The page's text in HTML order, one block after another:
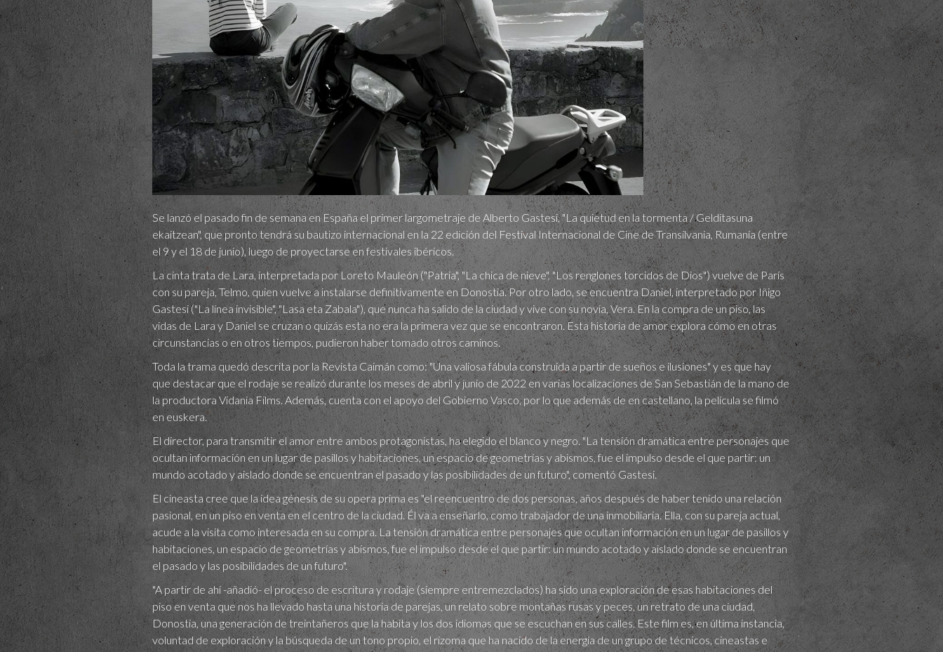
Se lanzó el pasado fin de semana en España el primer largometraje de Alberto Gastesi, "La quietud en la tormenta / Gelditasuna
ekaitzean", que pronto tendrá su bautizo internacional en la 22 edición del Festival Internacional de Cine de Transilvania, Rumanía (entre
el 9 y el 18 de junio), luego de proyectarse en festivales ibéricos.
La cinta trata de Lara, interpretada por Loreto Mauleón ("Patria", "La chica de nieve", "Los renglones torcidos de Dios") vuelve de París
con su pareja, Telmo, quien vuelve a instalarse definitivamente en Donostia. Por otro lado, se encuentra Daniel, interpretado por Iñigo
Gastesi ("La línea invisible", "Lasa eta Zabala"), que nunca ha salido de la ciudad y vive con su novia, Vera. En la compra de un piso, las
vidas de Lara y Daniel se cruzan o quizás esta no era la primera vez que se encontraron. Esta historia de amor explora cómo en otras
circunstancias o en otros tiempos, pudieron haber tomado otros caminos.
Toda la trama quedó descrita por la Revista Caimán como: "Una valiosa fábula construida a partir de sueños e ilusiones" y es que hay
que destacar que el rodaje se realizó durante los meses de abril y junio de 2022 en varias localizaciones de San Sebastián de la mano de
la productora Vidania Films. Además, cuenta con el apoyo del Gobierno Vasco, por lo que además de en castellano, la película se filmó
en euskera.
El director, para transmitir el amor entre ambos protagonistas, ha elegido el blanco y negro. "La tensión dramática entre personajes que
ocultan información en un lugar de pasillos y habitaciones, un espacio de geometrías y abismos, fue el impulso desde el que partir: un
mundo acotado y aislado donde se encuentran el pasado y las posibilidades de un futuro", comentó Gastesi.
El cineasta cree que la idea génesis de su opera prima es "el reencuentro de dos personas, años después de haber tenido una relación
pasional, en un piso en venta en el centro de la ciudad. Él va a enseñarlo, como trabajador de una inmobiliaria. Ella, con su pareja actual,
acude a la visita como interesada en su compra. La tensión dramática entre personajes que ocultan información en un lugar de pasillos y
habitaciones, un espacio de geometrías y abismos, fue el impulso desde el que partir: un mundo acotado y aislado donde se encuentran
el pasado y las posibilidades de un futuro".
"A partir de ahí -añadió- el proceso de escritura y rodaje (siempre entremezclados) ha sido una exploración de esas habitaciones del
piso en venta que nos ha llevado hasta una historia de parejas, un relato sobre montañas rusas y peces, un retrato de una ciudad,
Donostia, una generación de treintañeros que la habita y los dos idiomas que se escuchan en sus calles. Este film es, en última instancia,
voluntad de exploración y la búsqueda de un tono propio, el rizoma que ha nacido de la energía de un grupo de técnicos, cineastas e